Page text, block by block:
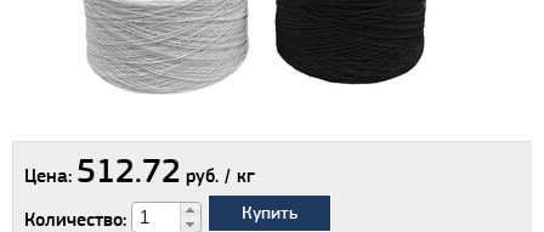
Цена: 512.72 руб. / кг
Количество:
Купить